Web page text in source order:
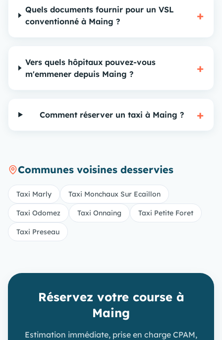
Quels documents fournir pour un VSL
conventionné à Maing ?
+
Vers quels hôpitaux pouvez-vous
m'emmener depuis Maing ?
+
Comment réserver un taxi à Maing ? +
Communes voisines desservies
Taxi Marly Taxi Monchaux Sur Ecaillon
Taxi Odomez Taxi Onnaing Taxi Petite Foret
Taxi Preseau
Réservez votre course à
Maing
Estimation immédiate, prise en charge CPAM,